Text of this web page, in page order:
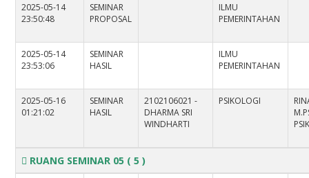
2025-05-14
23:50:48
SEMINAR
PROPOSAL
ILMU
PEMERINTAHAN
2025-05-14
23:53:06
SEMINAR
HASIL
ILMU
PEMERINTAHAN
2025-05-16
01:21:02
SEMINAR
HASIL
2102106021 -
DHARMA SRI
WINDHARTI
PSIKOLOGI
RUANG SEMINAR 05 ( 5 )